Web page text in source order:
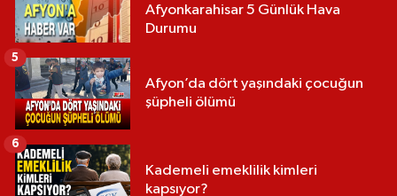
Afyonkarahisar 5 Günlük Hava
Durumu
Afyon’da dört yaşındaki çocuğun
şüpheli ölümü
5
Kademeli emeklilik kimleri
kapsıyor?
6